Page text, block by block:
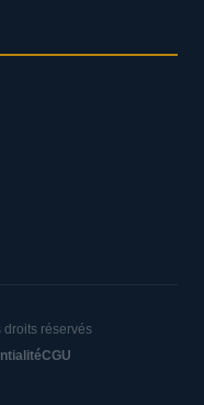
réservés
CGU